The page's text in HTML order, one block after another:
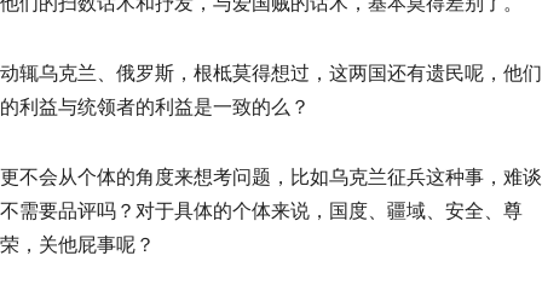
动辄乌克兰、俄罗斯，根柢莫得想过，这两国还有遗民呢，他们
的利益与统领者的利益是一致的么？
更不会从个体的角度来想考问题，比如乌克兰征兵这种事，难谈
不需要品评吗？对于具体的个体来说，国度、疆域、安全、尊
荣，关他屁事呢？